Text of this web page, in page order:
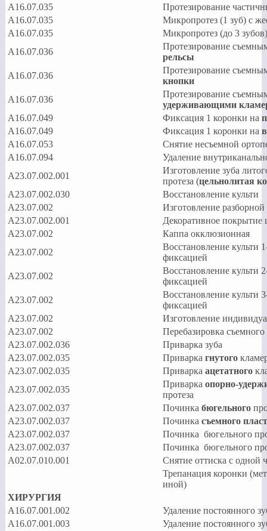
A16.07.035
Протезирование
A16.07.035
Микропротез (1 зуб) с
A16.07.035
Микропротез (до 3
A16.07.036
Протезирование
рельсы
A16.07.036
Протезирование
кнопки
A16.07.036
Протезирование
удерживающими
A16.07.049
Фиксация 1 коронки на
A16.07.049
Фиксация 1 коронки на
A16.07.053
Снятие несъемной
A16.07.094
Удаление
А23.07.002.001
Изготовление зуба
протеза (цельнолитая
А23.07.002.030
Восстановление культи
А23.07.002
Изготовление разборной
А23.07.002.001
Декоративное покрытие
А23.07.002
Каппа окклюзионная
А23.07.002
Восстановление культи
фиксацией
А23.07.002
Восстановление культи
фиксацией
А23.07.002
Восстановление культи
фиксацией
А23.07.002
Изготовление
А23.07.002
Перебазировка
А23.07.002.036
Приварка зуба
А23.07.002.035
Приварка гнутого
А23.07.002.035
Приварка ацетатного
А23.07.002.035
Приварка опорно-
протеза
А23.07.002.037
Починка бюгельного
А23.07.002.037
Починка съемного
А23.07.002.037
Починка бюгельного
А23.07.002.037
Починка бюгельного
А02.07.010.001
Снятие оттиска с одной
Трепанация коронки
иной)
ХИРУРГИЯ
А16.07.001.002
Удаление постоянного
А16.07.001.003
Удаление постоянного